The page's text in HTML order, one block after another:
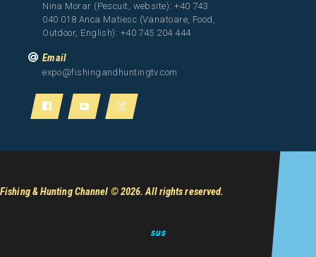
Nina Morar (Pescuit, website): +40 743
040 018 Anca Matiesc (Vanatoare, Food,
Outdoor, English): +40 745 204 444
Email
expo@fishingandhuntingtv.com
Fishing & Hunting Channel © 2026. All rights reserved.
sus